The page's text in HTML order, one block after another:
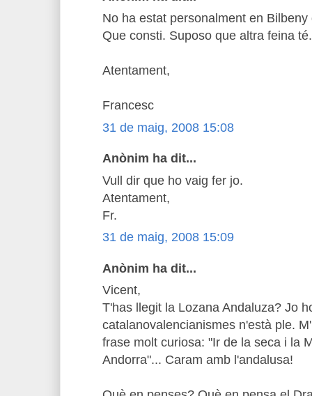
No ha estat personalment en
Que consti. Suposo que altra feina té.
Atentament,
Francesc
31 de maig, 2008 15:08
Anònim ha dit...
Vull dir que ho vaig fer jo.
Atentament,
Fr.
31 de maig, 2008 15:09
Anònim ha dit...
Vicent,
T'has llegit la Lozana Andaluza? Jo
catalanovalencianismes n'està ple.
frase molt curiosa: "Ir de la seca i la
Andorra"... Caram amb l'andalusa!